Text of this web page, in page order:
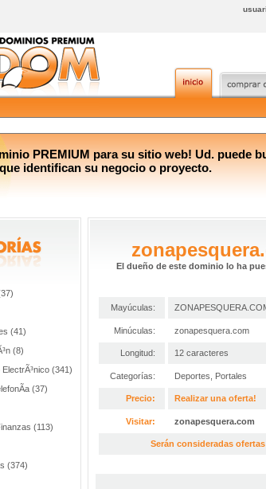
PREMIUM para su sitio web! Ud. puede
identifican su negocio o proyecto.
(41)
(8)
(341)
(37)
(113)
(374)
El dueño de este dominio lo ha
Mayúculas:
Minúculas: zonapesquera.com
Longitud: 12 caracteres
Categorías: Deportes Portales
Precio: Realizar una oferta!
Visitar: zonapesquera.com
Serán consideradas ofertas